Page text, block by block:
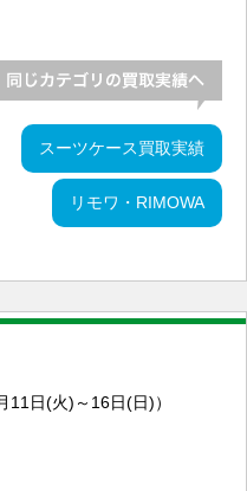
スーツケース買取実績
リモワ・RIMOWA
11日(火)～16日(日)）